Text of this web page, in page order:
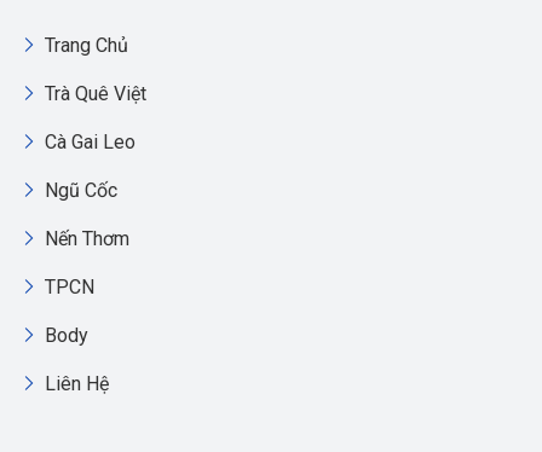
Trang Chủ
Trà Quê Việt
Cà Gai Leo
Ngũ Cốc
Nến Thơm
TPCN
Body
Liên Hệ